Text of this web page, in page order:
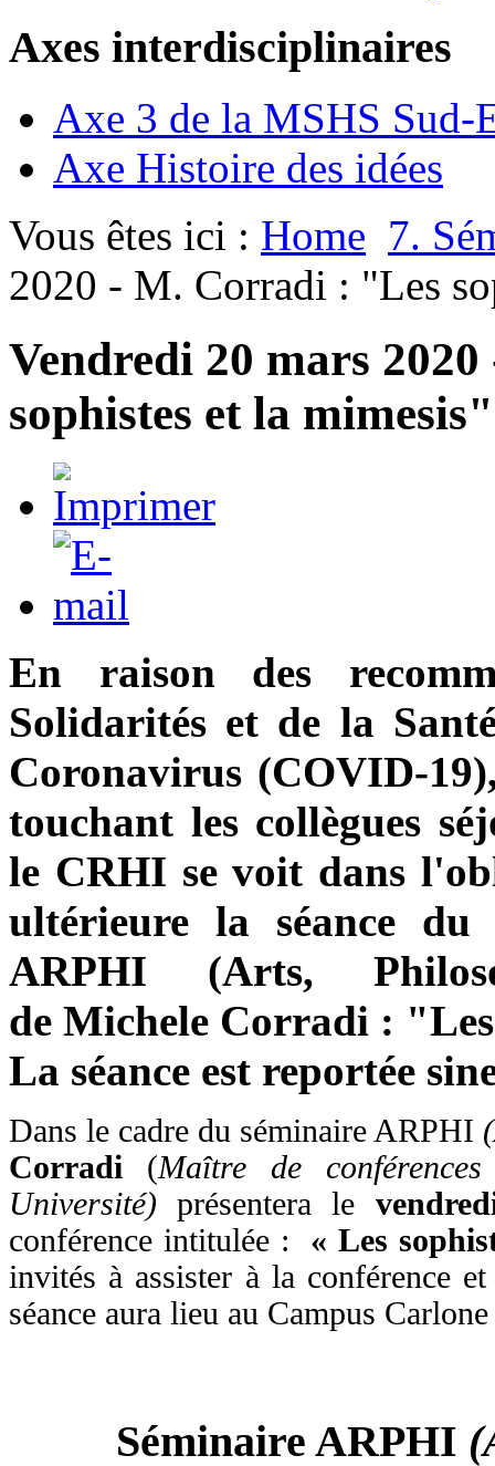
Axes interdisciplinaires
Axe 3 de la MSHS Sud-
Axe Histoire des idées
Vous êtes ici : Home 7.
2020 - M. Corradi : "Les
Vendredi 20 mars
sophistes et la mimesis"
En raison des
Solidarités et de la
Coronavirus (COVID-
touchant les collègues
le CRHI se voit dans
ultérieure la séance du
ARPHI (Arts,
de Michele Corradi :
La séance est reportée
Dans le cadre du séminaire ARPHI
Corradi (Maître de
Université) présentera le
conférence intitulée :
« Les
invités à assister à la conférence
séance aura lieu au Campus
Séminaire ARPHI